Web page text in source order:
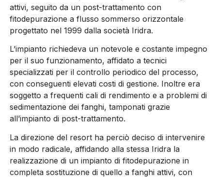
attivi, seguito da un post-trattamento con
fitodepurazione a flusso sommerso orizzontale
progettato nel 1999 dalla società Iridra.
L’impianto richiedeva un notevole e costante impegno
per il suo funzionamento, affidato a tecnici
specializzati per il controllo periodico del processo,
con conseguenti elevati costi di gestione. Inoltre era
soggetto a frequenti cali di rendimento e a problemi di
sedimentazione dei fanghi, tamponati grazie
all’impianto di post-trattamento.
La direzione del resort ha perciò deciso di intervenire
in modo radicale, affidando alla stessa Iridra la
realizzazione di un impianto di fitodepurazione in
completa sostituzione di quello a fanghi attivi, con